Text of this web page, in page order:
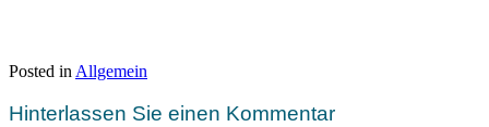
Posted in Allgemein
Hinterlassen Sie einen Kommentar